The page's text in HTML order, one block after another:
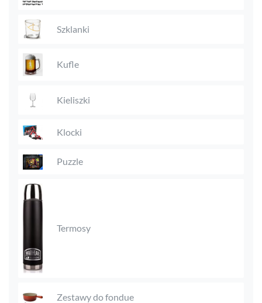
Szklanki
Kufle
Kieliszki
Klocki
Puzzle
Termosy
Zestawy do fondue